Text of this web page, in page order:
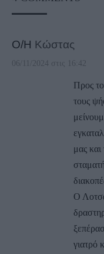
Ο/Η Κώστας
06/11/2024 στις 16:42
Προς
τους
μας
Ο
γιατρό